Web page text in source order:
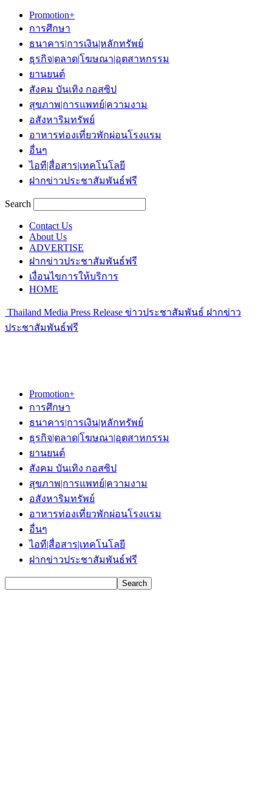
Promotion+
การศึกษา
ธนาคาร|การเงิน|หลักทรัพย์
ธุรกิจ|ตลาด|โฆษณา|อุตสาหกรรม
ยานยนต์
สังคม บันเทิง กอสซิป
สุขภาพ|การแพทย์|ความงาม
อสังหาริมทรัพย์
อาหารท่องเที่ยวพักผ่อนโรงแรม
อื่นๆ
ไอที|สื่อสาร|เทคโนโลยี
ฝากข่าวประชาสัมพันธ์ฟรี
Search
Contact Us
About Us
ADVERTISE
ฝากข่าวประชาสัมพันธ์ฟรี
เงื่อนไขการให้บริการ
HOME
Thailand Media Press Release ข่าวประชาสัมพันธ์ ฝากข่าว
ประชาสัมพันธ์ฟรี
Promotion+
การศึกษา
ธนาคาร|การเงิน|หลักทรัพย์
ธุรกิจ|ตลาด|โฆษณา|อุตสาหกรรม
ยานยนต์
สังคม บันเทิง กอสซิป
สุขภาพ|การแพทย์|ความงาม
อสังหาริมทรัพย์
อาหารท่องเที่ยวพักผ่อนโรงแรม
อื่นๆ
ไอที|สื่อสาร|เทคโนโลยี
ฝากข่าวประชาสัมพันธ์ฟรี